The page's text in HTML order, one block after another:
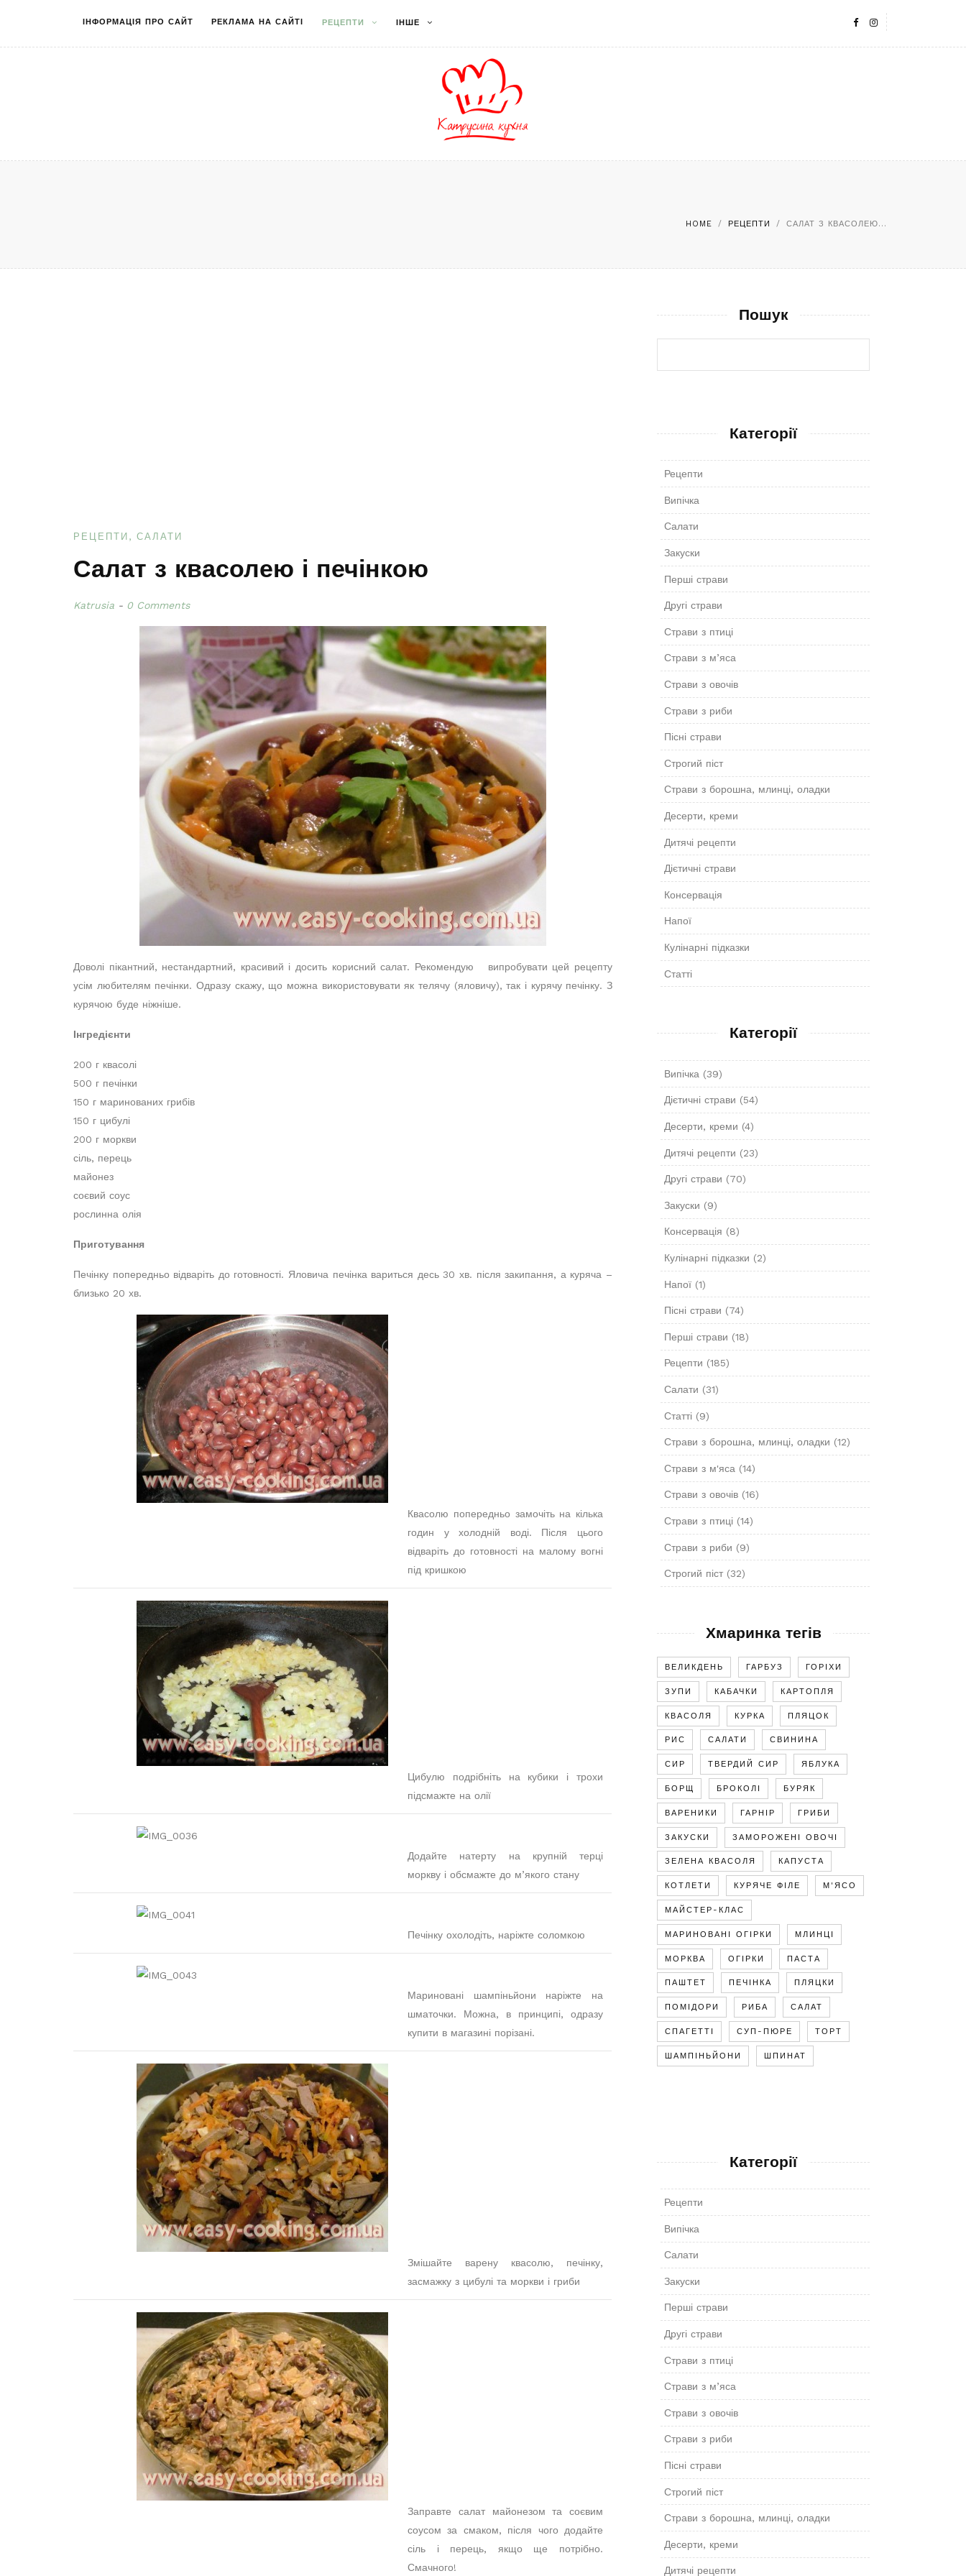
ІНФОРМАЦІЯ ПРО САЙТ РЕКЛАМА НА САЙТІ РЕЦЕПТИ ІНШЕ
HOME / РЕЦЕПТИ / САЛАТ З КВАСОЛЕЮ...
РЕЦЕПТИ САЛАТИ
Салат з квасолею і печінкою
Katrusia 0 Comments
Доволі пікантний, нестандартний, красивий і досить корисний салат. Рекомендую випробувати цей рецепту
усім любителям печінки. Одразу скажу, що можна використовувати як телячу (яловичу), так і курячу печінку. З
курячою буде ніжніше.
Інгредієнти
200 г квасолі
500 г печінки
150 г маринованих грибів
150 г цибулі
200 г моркви
сіль, перець
майонез
соєвий соус
рослинна олія
Приготування
Печінку попередньо відваріть до готовності. Яловича печінка вариться десь 30 хв. після закипання, а куряча –
близько 20 хв.
Квасолю попередньо замочіть на кілька
годин у холодній воді. Після цього
відваріть до готовності на малому вогні
під кришкою
Цибулю подрібніть на кубики і трохи
підсмажте на олії
Додайте натерту на крупній терці
моркву і обсмажте до м’якого стану
Печінку охолодіть, наріжте соломкою
Мариновані шампіньйони наріжте на
шматочки. Можна, в принципі, одразу
купити в магазині порізані.
Змішайте варену квасолю, печінку,
засмажку з цибулі та моркви і гриби
Заправте салат майонезом та соєвим
соусом за смаком, після чого додайте
сіль і перець, якщо ще потрібно.
Смачного!
Пошук
Категорії
Рецепти
Випічка
Салати
Закуски
Перші страви
Другі страви
Страви з птиці
Страви з м’яса
Страви з овочів
Страви з риби
Пісні страви
Строгий піст
Страви з борошна, млинці, оладки
Десерти, креми
Дитячі рецепти
Дієтичні страви
Консервація
Напої
Кулінарні підказки
Статті
Категорії
Випічка (39)
Дієтичні страви (54)
Десерти, креми (4)
Дитячі рецепти (23)
Другі страви (70)
Закуски (9)
Консервація (8)
Кулінарні підказки (2)
Напої(1)
Пісні страви (74)
Перші страви (18)
Рецепти (185)
Салати (31)
Статті (9)
Страви з борошна, млинці, оладки (12)
Страви з м'яса (14)
Страви з овочів(16)
Страви з птиці (14)
Страви з риби (9)
Строгий піст(32)
Хмаринка тегів
ВЕЛИКДЕНЬ ГАРБУЗ ГОРІХИ
ЗУПИ КАБАЧКИ КАРТОПЛЯ
КВАСОЛЯ КУРКА ПЛЯЦОК
РИС САЛАТИ СВИНИНА
СИР ТВЕРДИЙ СИР ЯБЛУКА
БОРЩ БРОКОЛІ БУРЯК
ВАРЕНИКИ ГАРНІР ГРИБИ
ЗАКУСКИ ЗАМОРОЖЕНІ ОВОЧІ
ЗЕЛЕНА КВАСОЛЯ КАПУСТА
КОТЛЕТИ КУРЯЧЕ ФІЛЕ М'ЯСО
МАЙСТЕР-КЛАС
МАРИНОВАНІ ОГІРКИ МЛИНЦІ
МОРКВА ОГІРКИ ПАСТА
ПАШТЕТ ПЕЧІНКА ПЛЯЦКИ
ПОМІДОРИ РИБА САЛАТ
СПАГЕТТІ СУП-ПЮРЕ ТОРТ
ШАМПІНЬЙОНИ ШПИНАТ
Категорії
Рецепти
Випічка
Салати
Закуски
Перші страви
Другі страви
Страви з птиці
Страви з м’яса
Страви з овочів
Страви з риби
Пісні страви
Строгий піст
Страви з борошна, млинці, оладки
Десерти, креми
Дитячі рецепти